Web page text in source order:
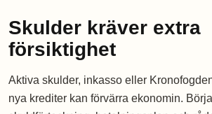
Skulder kräver extra
försiktighet
Aktiva skulder, inkasso eller
nya krediter kan förvärra ekonomin.